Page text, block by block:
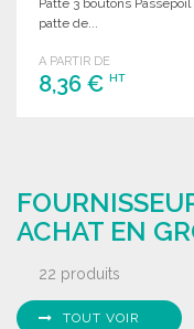
Patte 3 boutons Passepoil
patte de...
A PARTIR DE
8,36 € HT
ACHAT EN
22 produits
TOUT VOIR